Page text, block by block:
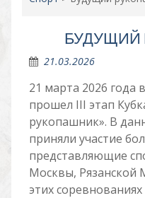
21.03.2026
21 марта 2026 года
прошел III этап
рукопашник». В
приняли участие
представляющие
Москвы, Рязанской
этих